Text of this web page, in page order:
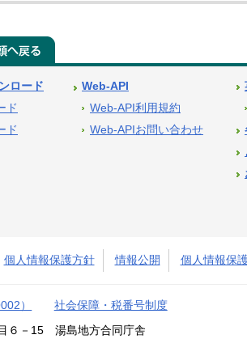
ロード
ド
ド
Web-API
Web-API利用規約
Web-APIお問い合わせ
個人情報保護方針 情報公開 個人情報保護
） 社会保障・税番号制度
６－15 湯島地方合同庁舎